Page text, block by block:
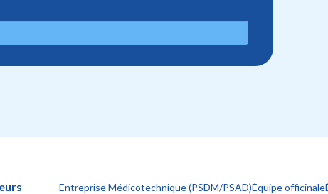
Entreprise Médicotechnique (PSDM/PSAD)Équipe officinale